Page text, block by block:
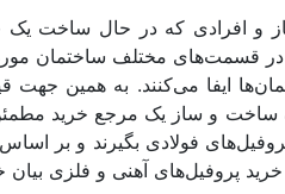
افرادی که در حال ساخت یک
قسمت‌های مختلف ساختمان
ایفا می‌کنند. به همین جهت
ساخت و ساز یک مرجع خرید
فولادی بگیرند و بر اساس
خرید پروفیل‌های آهنی و فلزی